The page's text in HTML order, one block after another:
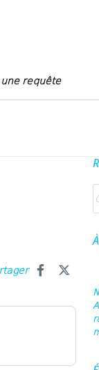
une requête